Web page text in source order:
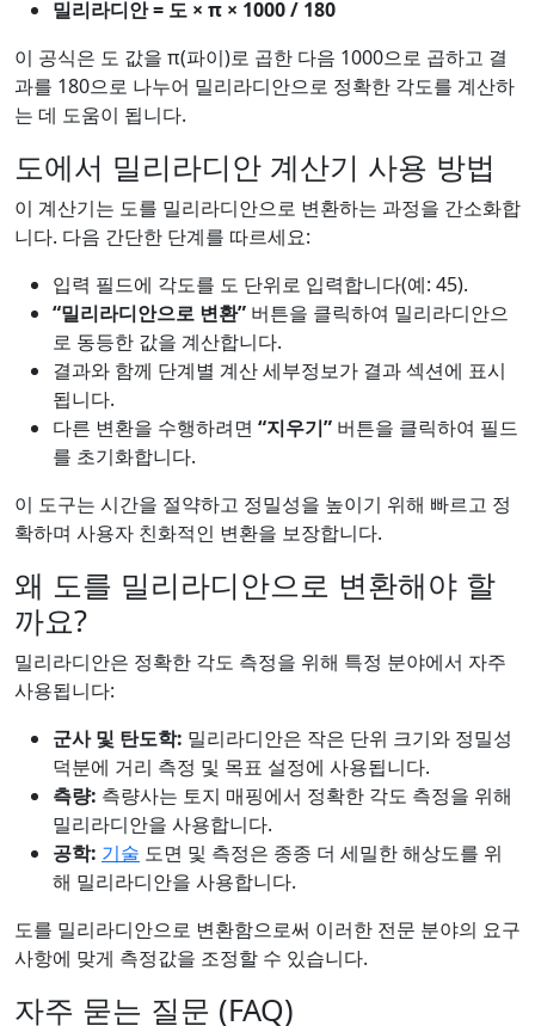
밀리라디안 = 도 × π × 1000 / 180
이 공식은 도 값을 π(파이)로 곱한 다음 1000으로 곱하고 결
과를 180으로 나누어 밀리라디안으로 정확한 각도를 계산하
는 데 도움이 됩니다.
도에서 밀리라디안 계산기 사용 방법
이 계산기는 도를 밀리라디안으로 변환하는 과정을 간소화합
니다. 다음 간단한 단계를 따르세요:
입력 필드에 각도를 도 단위로 입력합니다(예: 45).
“밀리라디안으로 변환” 버튼을 클릭하여 밀리라디안으
로 동등한 값을 계산합니다.
결과와 함께 단계별 계산 세부정보가 결과 섹션에 표시
됩니다.
다른 변환을 수행하려면 “지우기” 버튼을 클릭하여 필드
를 초기화합니다.
이 도구는 시간을 절약하고 정밀성을 높이기 위해 빠르고 정
확하며 사용자 친화적인 변환을 보장합니다.
왜 도를 밀리라디안으로 변환해야 할
까요?
밀리라디안은 정확한 각도 측정을 위해 특정 분야에서 자주
사용됩니다:
군사 및 탄도학: 밀리라디안은 작은 단위 크기와 정밀성
덕분에 거리 측정 및 목표 설정에 사용됩니다.
측량: 측량사는 토지 매핑에서 정확한 각도 측정을 위해
밀리라디안을 사용합니다.
공학: 기술 도면 및 측정은 종종 더 세밀한 해상도를 위
해 밀리라디안을 사용합니다.
도를 밀리라디안으로 변환함으로써 이러한 전문 분야의 요구
사항에 맞게 측정값을 조정할 수 있습니다.
자주 묻는 질문 (FAQ)